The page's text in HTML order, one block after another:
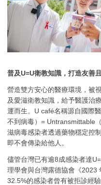
普及U=U衛教知識，打造友善
營造雙方安心的醫療環境，被
及愛滋衛教知識，給予醫護治
運而生。U café名稱源自國際
不到病毒）= Untransmittable
滋病毒感染者透過藥物穩定控
即不會傳染給他人。
儘管台灣已有逾8成感染者達
理學會與台灣露德協會《2023
32.5%的感染者曾有被拒診經